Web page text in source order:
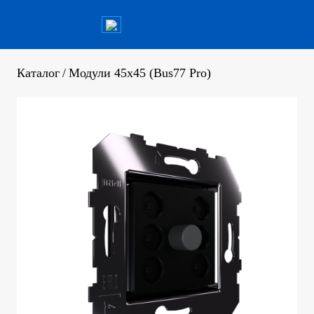
Каталог / Модули 45х45 (Bus77 Pro)